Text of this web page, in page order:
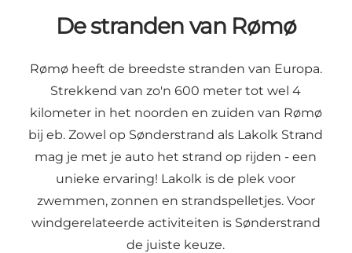
De stranden van Rømø
Rømø heeft de breedste stranden van Europa.
Strekkend van zo'n 600 meter tot wel 4
kilometer in het noorden en zuiden van Rømø
bij eb. Zowel op Sønderstrand als Lakolk Strand
mag je met je auto het strand op rijden - een
unieke ervaring! Lakolk is de plek voor
zwemmen, zonnen en strandspelletjes. Voor
windgerelateerde activiteiten is Sønderstrand
de juiste keuze.